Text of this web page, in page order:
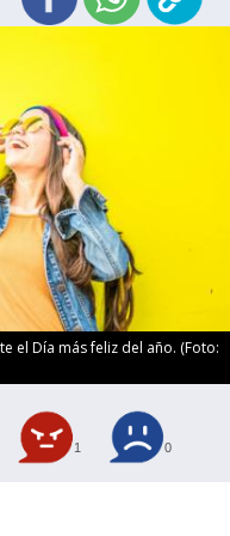
el Día más feliz del año. (Foto:
1 0